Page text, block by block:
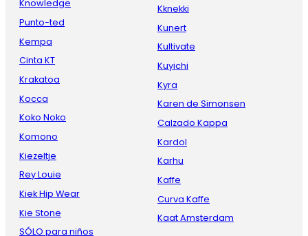
Knowledge
Punto-ted
Kempa
Cinta KT
Krakatoa
Kocca
Koko Noko
Komono
Kiezeltje
Rey Louie
Kiek Hip Wear
Kie Stone
SÓLO para niños
Kknekki
Kunert
Kultivate
Kuyichi
Kyra
Karen de Simonsen
Calzado Kappa
Kardol
Karhu
Kaffe
Curva Kaffe
Kaat Amsterdam